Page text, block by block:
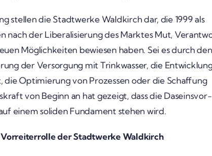
stellen die Stadt­werke Wald­kirch dar, die 1999 als
nach der Libe­ra­li­sie­rung des Marktes Mut,
Möglich­keiten bewiesen haben. Sei es durch den
der Versor­gung mit Trink­wasser, die
die Opti­mie­rung von Prozessen oder die Schaf­fung
von Beginn an hat gezeigt, dass die Daseins­vor­
einem soliden Funda­ment stehen wird.
der Stadt­werke Wald­kirch